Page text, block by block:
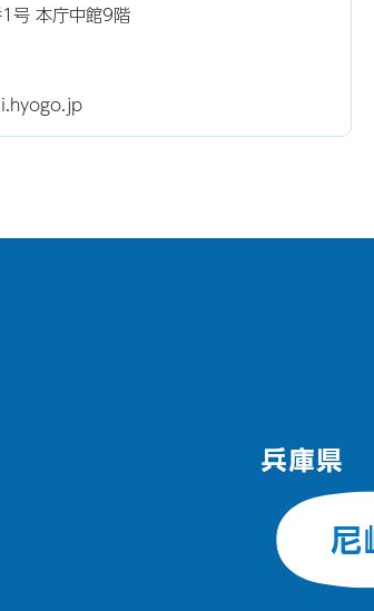
号 本庁中館9階